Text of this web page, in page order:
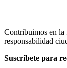
Contribuimos en la
responsabilidad
Suscribete para